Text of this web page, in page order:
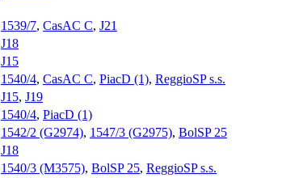
1539/7, CasAC C, J21
J18
J15
1540/4, CasAC C, PiacD (1), ReggioSP s.s.
J15, J19
1540/4, PiacD (1)
1542/2 (G2974), 1547/3 (G2975), BolSP 25
J18
1540/3 (M3575), BolSP 25, ReggioSP s.s.